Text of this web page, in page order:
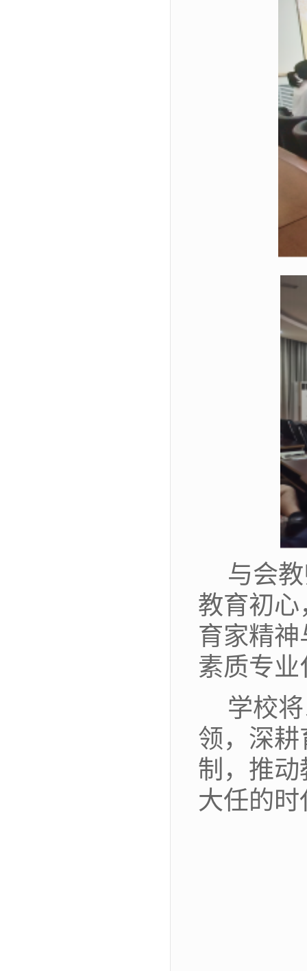
与会
教育初
育家精
素质专
学校
领，深
制，推
大任的